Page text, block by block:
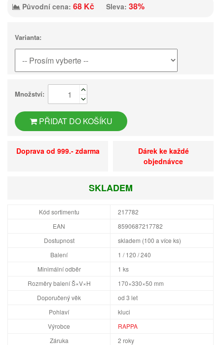
Původní cena: 68 Kč Sleva: 38%
Varianta:
Množství:
PŘIDAT DO KOŠÍKU
Doprava od 999.- zdarma
Dárek ke každé
objednávce
SKLADEM
Kód sortimentu
217782
EAN
8590687217782
Dostupnost
skladem (100 a více ks)
Balení
1 / 120 / 240
Minimální odběr
1 ks
Rozměry balení Š×V×H
170×330×50 mm
Doporučený věk
od 3 let
Pohlaví
kluci
Výrobce
RAPPA
Záruka
2 roky